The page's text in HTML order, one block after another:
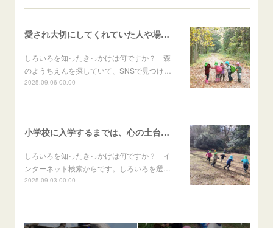
愛され大切にしてくれていた人や場所～しろいろ体験談～
しろいろを知ったきっかけは何ですか？ 森
のようちえんを探していて、SNSで見つけ…
2025.09.06 00:00
小学校に入学するまでは、心の土台を作る時期～しろいろ体験談～
しろいろを知ったきっかけは何ですか？ イ
ンターネット検索からです。しろいろを選…
2025.09.03 00:00